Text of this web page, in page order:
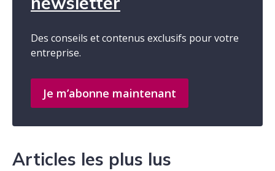
Des conseils et contenus exclusifs pour votre
entreprise.
Je m’abonne maintenant
Articles les plus lus